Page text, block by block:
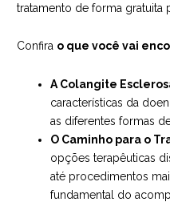
tratamento de forma gratuita
Confira o que você vai
A Colangite
características da
as diferentes formas
O Caminho para o
opções terapêuticas
até procedimentos
fundamental do